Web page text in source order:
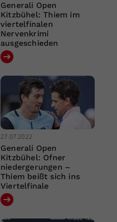
Generali Open
Kitzbühel: Thiem im
viertelfinalen
Nervenkrimi
ausgeschieden
27.07.2022
Generali Open
Kitzbühel: Ofner
niedergerungen –
Thiem beißt sich ins
Viertelfinale